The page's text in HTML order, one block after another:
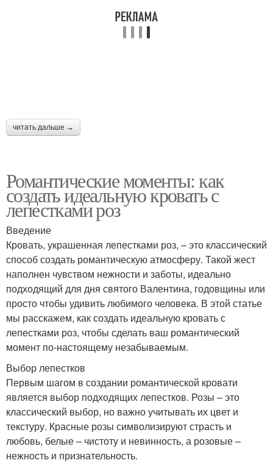
читать дальше →
Романтические моменты: как
создать идеальную кровать с
лепестками роз
Введение
Кровать, украшенная лепестками роз, – это классический
способ создать романтическую атмосферу. Такой жест
наполнен чувством нежности и заботы, идеально
подходящий для дня святого Валентина, годовщины или
просто чтобы удивить любимого человека. В этой статье
мы расскажем, как создать идеальную кровать с
лепестками роз, чтобы сделать ваш романтический
момент по-настоящему незабываемым.
Выбор лепестков
Первым шагом в создании романтической кровати
является выбор подходящих лепестков. Розы – это
классический выбор, но важно учитывать их цвет и
текстуру. Красные розы символизируют страсть и
любовь, белые – чистоту и невинность, а розовые –
нежность и признательность.